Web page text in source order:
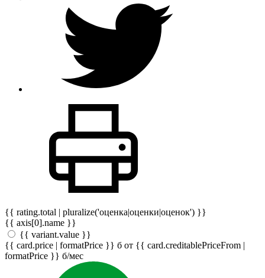
{{ rating.total | pluralize('оценка|оценки|оценок') }}
{{ axis[0].name }}
{{ variant.value }}
{{ card.price | formatPrice }} б от {{ card.creditablePriceFrom |
formatPrice }} б/мес